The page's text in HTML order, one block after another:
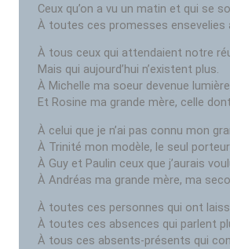
Ceux qu’on a vu un matin et qui se
À toutes ces promesses ensevelies
À tous ceux qui attendaient notre
Mais qui aujourd’hui n’existent plus.
À Michelle ma soeur devenue
Et Rosine ma grande mère, celle dont
À celui que je n’ai pas connu mon
À Trinité mon modèle, le seul
À Guy et Paulin ceux que j’aurais
À Andréas ma grande mère, ma
À toutes ces personnes qui ont
À toutes ces absences qui parlent
À tous ces absents-présents qui